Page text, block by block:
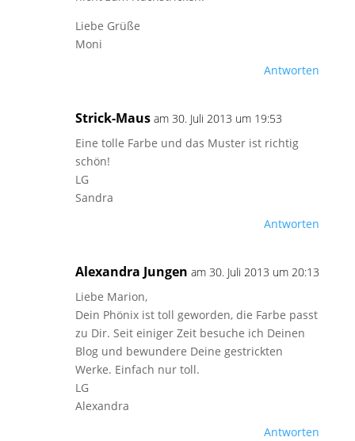
Liebe Grüße
Moni
Antworten
Strick-Maus am 30. Juli 2013 um 19:53
Eine tolle Farbe und das Muster ist richtig
schön!
LG
Sandra
Antworten
Alexandra Jungen am 30. Juli 2013 um 20:13
Liebe Marion,
Dein Phönix ist toll geworden, die Farbe passt
zu Dir. Seit einiger Zeit besuche ich Deinen
Blog und bewundere Deine gestrickten
Werke. Einfach nur toll.
LG
Alexandra
Antworten